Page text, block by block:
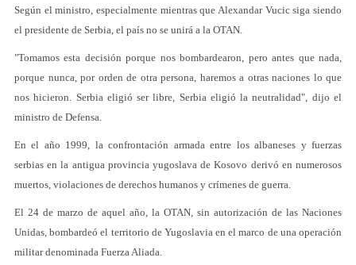
Según el ministro, especialmente mientras que Alexandar Vucic siga siendo
el presidente de Serbia, el país no se unirá a la OTAN.
"Tomamos esta decisión porque nos bombardearon, pero antes que nada,
porque nunca, por orden de otra persona, haremos a otras naciones lo que
nos hicieron. Serbia eligió ser libre, Serbia eligió la neutralidad", dijo el
ministro de Defensa.
En el año 1999, la confrontación armada entre los albaneses y fuerzas
serbias en la antigua provincia yugoslava de Kosovo derivó en numerosos
muertos, violaciones de derechos humanos y crímenes de guerra.
El 24 de marzo de aquel año, la OTAN, sin autorización de las Naciones
Unidas, bombardeó el territorio de Yugoslavia en el marco de una operación
militar denominada Fuerza Aliada.